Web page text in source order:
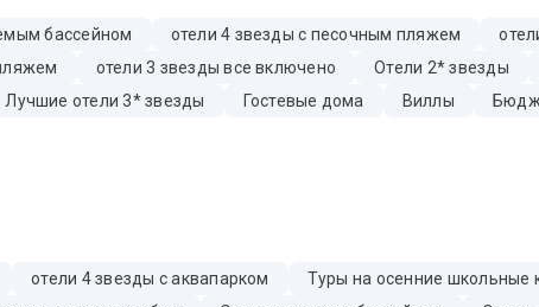
бассейном отели 4 звезды с песочным пляжем
отели 3 звезды все включено Отели 2* звезды
Лучшие отели 3* звезды Гостевые дома Виллы
отели 4 звезды с аквапарком Туры на осенние школьные